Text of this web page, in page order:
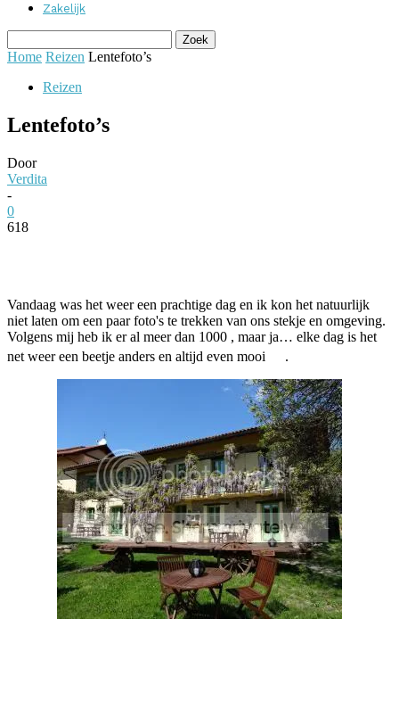
Zakelijk
Home Reizen Lentefoto’s
Reizen
Lentefoto’s
Door
Verdita
-
0
618
Vandaag was het weer een prachtige dag en ik kon het natuurlijk
niet laten om een paar foto's te trekken van ons stekje en omgeving.
Volgens mij heb ik er al meer dan 1000 , maar ja… elke dag is het
net weer een beetje anders en altijd even mooi
.